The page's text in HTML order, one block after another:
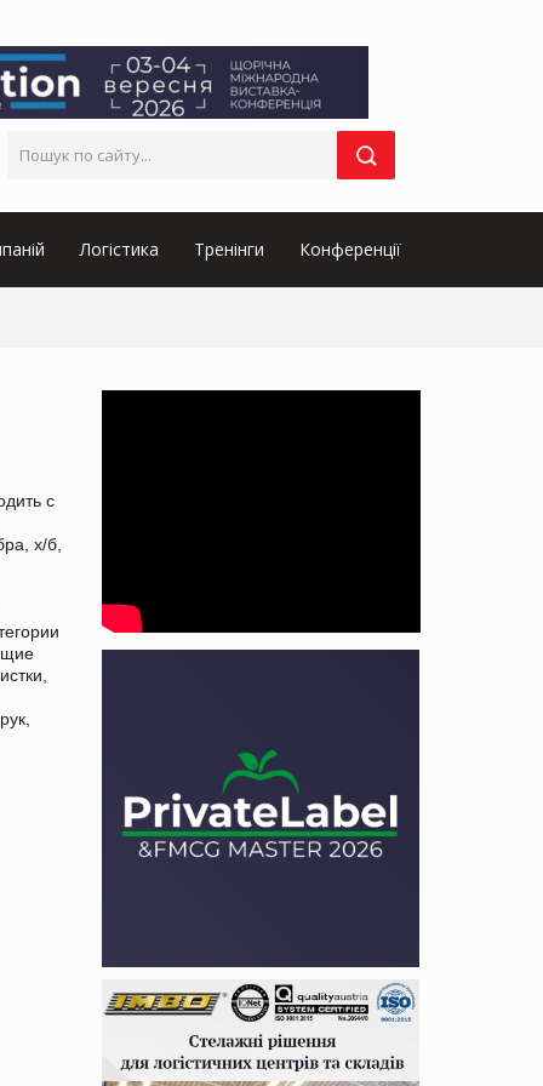
Логістика Тренінги Конференції
с
х/б,